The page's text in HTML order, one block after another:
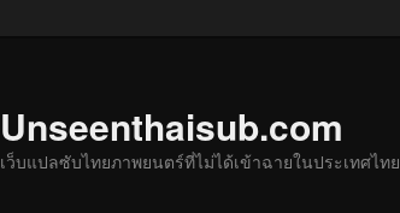
Unseenthaisub.com
เว็บแปลซับไทยภาพยนตร์ที่ไม่ได้เข้าฉายในประเทศไทย